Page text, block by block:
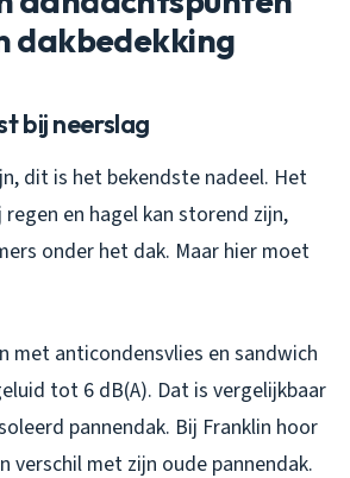
dakbedekking
bij neerslag
dit is het bekendste nadeel. Het
regen en hagel kan storend zijn,
onder het dak. Maar hier moet
met anticondensvlies en sandwich
tot 6 dB(A). Dat is vergelijkbaar
pannendak. Bij Franklin hoor
verschil met zijn oude pannendak.